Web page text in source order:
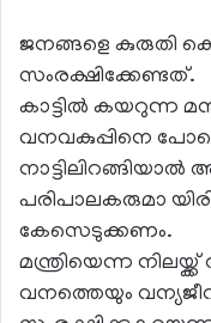
ജനങ്ങളെ കുരുതി
സംരക്ഷിക്കേണ്ടത്.
കാട്ടിൽ കയറുന്ന
വനവകുപ്പിനെ
പരിപാലകരുമാ
കേസെടുക്കണം.
മന്ത്രിയെന്ന
വനത്തെയും